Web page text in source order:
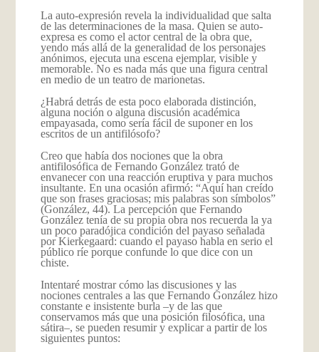
La auto-expresión revela la individualidad que salta
de las determinaciones de la masa. Quien se auto-
expresa es como el actor central de la obra que,
yendo más allá de la generalidad de los personajes
anónimos, ejecuta una escena ejemplar, visible y
memorable. No es nada más que una figura central
en medio de un teatro de marionetas.
¿Habrá detrás de esta poco elaborada distinción,
alguna noción o alguna discusión académica
empayasada, como sería fácil de suponer en los
escritos de un antifilósofo?
Creo que había dos nociones que la obra
antifilosófica de Fernando González trató de
envanecer con una reacción eruptiva y para muchos
insultante. En una ocasión afirmó: “Aquí han creído
que son frases graciosas; mis palabras son símbolos”
(González, 44). La percepción que Fernando
González tenía de su propia obra nos recuerda la ya
un poco paradójica condición del payaso señalada
por Kierkegaard: cuando el payaso habla en serio el
público ríe porque confunde lo que dice con un
chiste.
Intentaré mostrar cómo las discusiones y las
nociones centrales a las que Fernando González hizo
constante e insistente burla –y de las que
conservamos más que una posición filosófica, una
sátira–, se pueden resumir y explicar a partir de los
siguientes puntos: